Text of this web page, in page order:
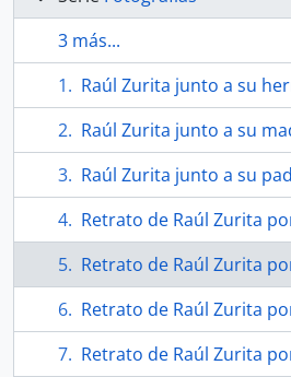
3 más...
Raúl Zurita junto a su hermana
Raúl Zurita junto a su
Raúl Zurita junto a su
Retrato de Raúl Zurita
Retrato de Raúl Zurita
Retrato de Raúl Zurita
Retrato de Raúl Zurita